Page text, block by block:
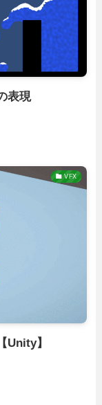
表現
VFX
Unity】